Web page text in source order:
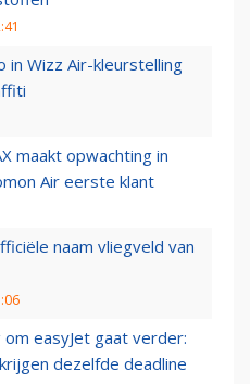
in Wizz Air-kleurstelling
maakt opwachting in
Air eerste klant
naam vliegveld van
easyJet gaat verder:
dezelfde deadline